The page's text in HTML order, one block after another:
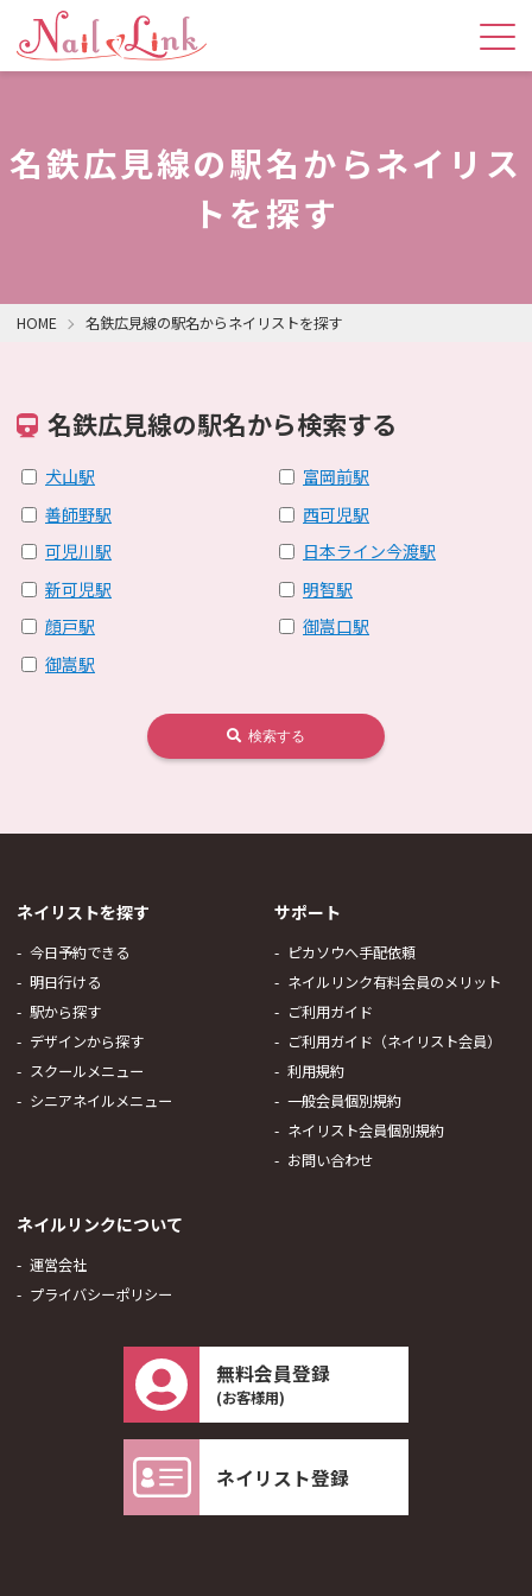
名鉄広見線の駅名からネイリス
トを探す
HOME 名鉄広見線の駅名からネイリストを探す
名鉄広見線の駅名から検索する
犬山駅
富岡前駅
善師野駅
西可児駅
可児川駅
日本ライン今渡駅
新可児駅
明智駅
顔戸駅
御嵩口駅
御嵩駅
検索する
ネイリストを探す
今日予約できる
明日行ける
駅から探す
デザインから探す
スクールメニュー
シニアネイルメニュー
サポート
ピカソウへ手配依頼
ネイルリンク有料会員のメリット
ご利用ガイド
ご利用ガイド（ネイリスト会員）
利用規約
一般会員個別規約
ネイリスト会員個別規約
お問い合わせ
ネイルリンクについて
運営会社
プライバシーポリシー
無料会員登録
(お客様用)
ネイリスト登録